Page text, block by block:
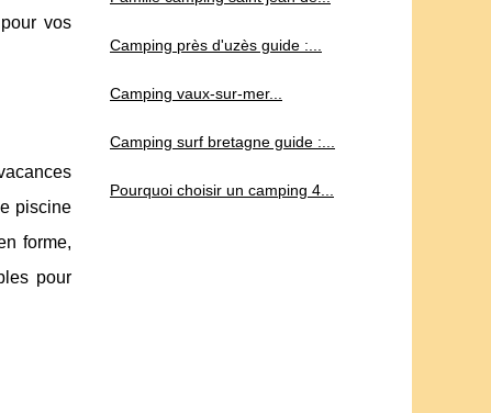
vos
piscine
forme,
pour
Camping près d'uzès guide :...
Camping vaux-sur-mer...
Camping surf bretagne guide :...
Pourquoi choisir un camping 4...